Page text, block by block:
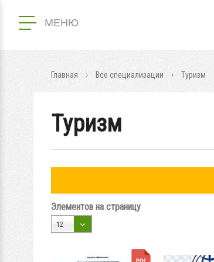
МЕНЮ
Главная Все специализации Туризм
Туризм
Элементов на страницу
12